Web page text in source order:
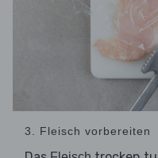
3. Fleisch vorbereiten